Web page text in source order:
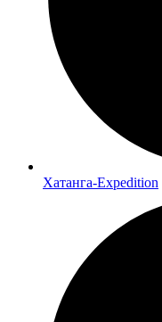
Хатанга-Expedition